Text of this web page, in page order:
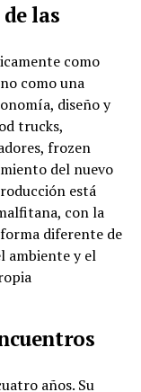
las
como
como una
diseño y
trucks,
frozen
del nuevo
está
con la
diferente de
ambiente y el
años. Su